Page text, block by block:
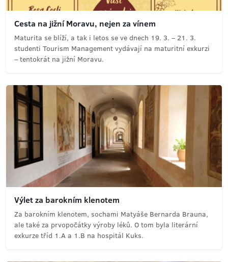
Cesta na jižní Moravu, nejen za vínem
Maturita se blíží, a tak i letos se ve dnech 19. 3. – 21. 3.
studenti Tourism Management vydávají na maturitní exkurzi
– tentokrát na jižní Moravu.
Výlet za barokním klenotem
Za barokním klenotem, sochami Matyáše Bernarda Brauna,
ale také za prvopočátky výroby léků. O tom byla literární
exkurze tříd 1.A a 1.B na hospitál Kuks.